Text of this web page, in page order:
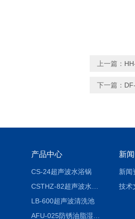
上一篇：
下一篇：
产品中心
CS-24超声波水浴锅
LB-600超声波清洗池
新
新闻
技术